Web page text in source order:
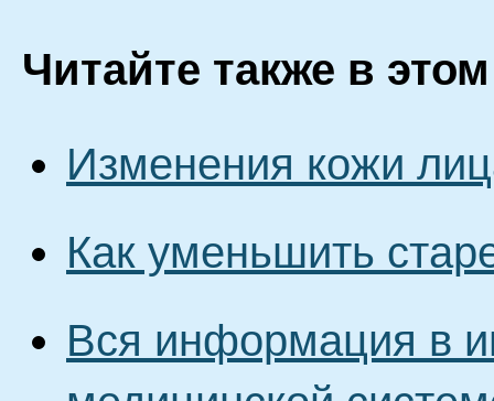
Читайте также в
Изменения кожи
Как уменьшить
Вся информация в